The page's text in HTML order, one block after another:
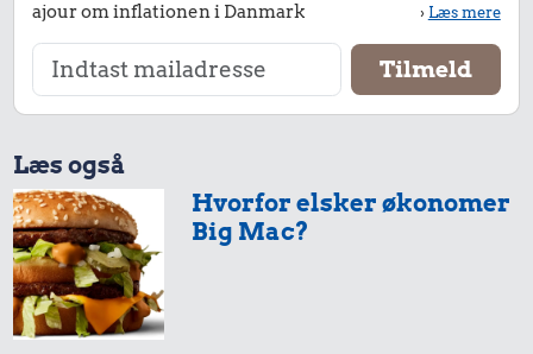
ajour om inflationen i Danmark
›Læs mere
Læs også
Hvorfor elsker økonomer
Big Mac?